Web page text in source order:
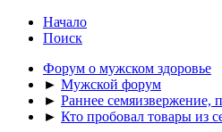
Начало
Поиск
Форум о мужском здоровье
► Мужской форум
► Раннее семяизвержение,
► Кто пробовал товары из